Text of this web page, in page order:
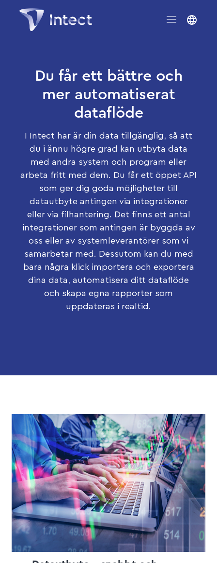
Du får ett bättre och
mer automatiserat
dataflöde
I Intect har är din data tillgänglig, så att
du i ännu högre grad kan utbyta data
med andra system och program eller
arbeta fritt med dem. Du får ett öppet API
som ger dig goda möjligheter till
datautbyte antingen via integrationer
eller via filhantering. Det finns ett antal
integrationer som antingen är byggda av
oss eller av systemleverantörer som vi
samarbetar med. Dessutom kan du med
bara några klick importera och exportera
dina data, automatisera ditt dataflöde
och skapa egna rapporter som
uppdateras i realtid.